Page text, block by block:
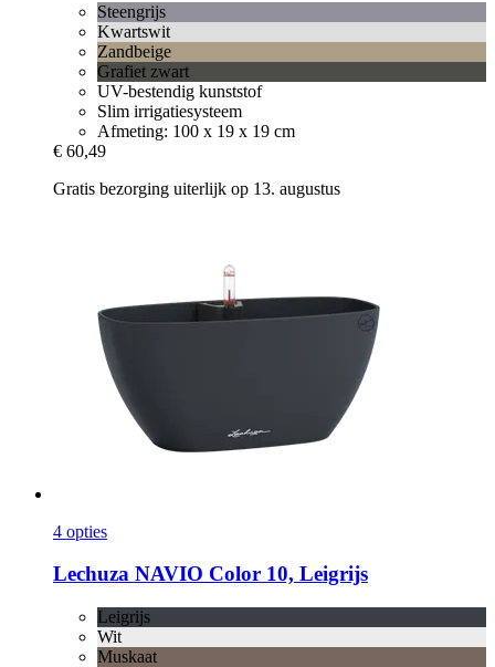
Steengrijs
Kwartswit
Zandbeige
Grafiet zwart
UV-bestendig kunststof
Slim irrigatiesysteem
Afmeting: 100 x 19 x 19 cm
€ 60,49
Gratis bezorging uiterlijk op 13. augustus
4 opties
Lechuza NAVIO Color 10, Leigrijs
Leigrijs
Wit
Muskaat